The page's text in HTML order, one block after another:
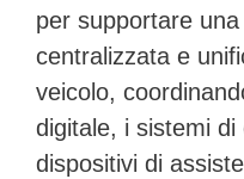
per supportare
centralizzata e
veicolo,
digitale, i sistemi
dispositivi di